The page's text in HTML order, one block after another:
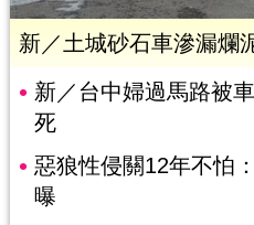
新／土城砂石車滲漏
新／台中婦過馬路被
死
惡狼性侵關12年不怕
曝